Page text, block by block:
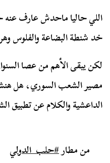
اللي حاليا ماحدش عارف
خد شنطة البضاعة والفلوس
لكن يبقى الأهم من عصا
مصير الشعب السوري، هل
الداعشية والكلام عن تطبيق
من مطار#حلب_الدولي